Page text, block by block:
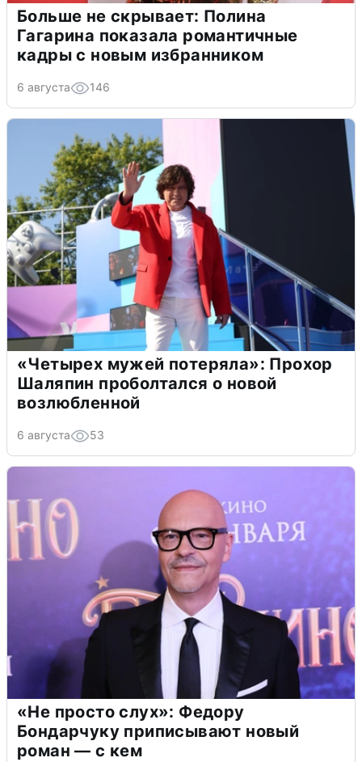
Больше не скрывает: Полина
Гагарина показала романтичные
кадры с новым избранником
6 августа 146
«Четырех мужей потеряла»: Прохор
Шаляпин проболтался о новой
возлюбленной
6 августа 53
«Не просто слух»: Федору
Бондарчуку приписывают новый
роман — с кем